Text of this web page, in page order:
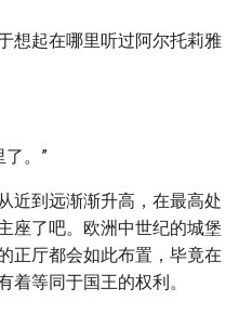
想起在哪里听过阿尔托莉雅
了。”
近到远渐渐升高，在最高处
座了吧。欧洲中世纪的城堡
正厅都会如此布置，毕竟在
着等同于国王的权利。